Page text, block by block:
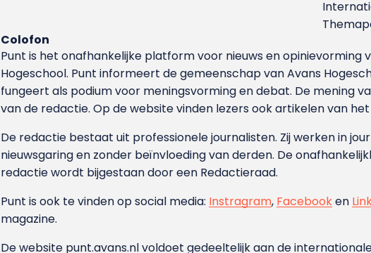
Colofon
Punt is het onafhankelijke platform voor nieuws en
Hoge­school. Punt informeert de gemeenschap van Avans
fungeert als podium voor meningsvorming en debat. De mening
van de redactie. Op de website vinden lezers ook artikelen van
De redactie bestaat uit professionele journalisten. Zij werken in
nieuwsgaring en zonder beïnvloeding van derden. De
redactie wordt bijgestaan door een Redactieraad.
Punt is ook te vinden op social media: Instragram, Facebooken
magazine.
De website punt.avans.nl voldoet gedeeltelijk aan de